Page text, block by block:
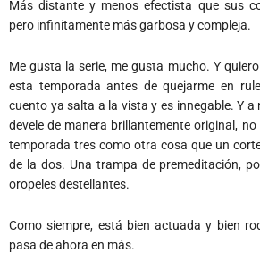
Más distante y menos efectista que sus
pero infinitamente más garbosa y compleja.
Me gusta la serie, me gusta mucho. Y
esta temporada antes de quejarme en
cuento ya salta a la vista y es innegable. Y a
devele de manera brillantemente original,
temporada tres como otra cosa que un
de la dos. Una trampa de premeditación,
oropeles destellantes.
Como siempre, está bien actuada y bien
pasa de ahora en más.